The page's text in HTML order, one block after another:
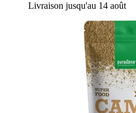
Livraison jusqu'au 14 août